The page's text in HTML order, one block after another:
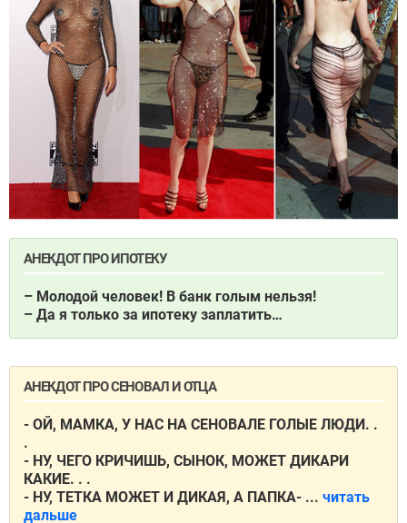
АНЕКДОТ ПРО ИПОТЕКУ
– Молодой человек! В банк голым нельзя!
– Да я только за ипотеку заплатить…
АНЕКДОТ ПРО СЕНОВАЛ И ОТЦА
- ОЙ, МАМКА, У НАС НА СЕНОВАЛЕ ГОЛЫЕ ЛЮДИ. .
.
- НУ, ЧЕГО КРИЧИШЬ, СЫНОК, МОЖЕТ ДИКАРИ
КАКИЕ. . .
- НУ, ТЕТКА МОЖЕТ И ДИКАЯ, А ПАПКА- ... читать
дальше